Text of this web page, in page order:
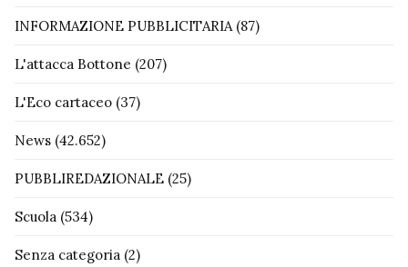
INFORMAZIONE PUBBLICITARIA(87)
L'attacca Bottone (207)
L'Eco cartaceo (37)
News (42.652)
PUBBLIREDAZIONALE (25)
Scuola (534)
Senza categoria (2)